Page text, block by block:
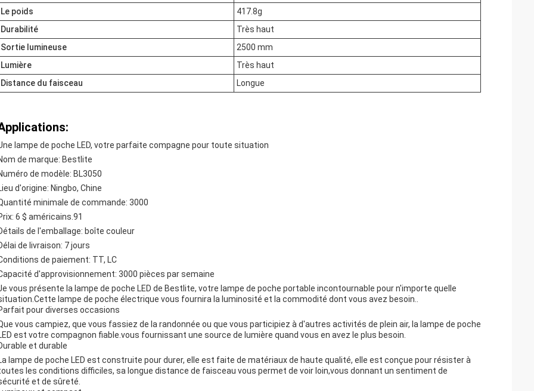
Le poids
417.8g
Durabilité
Très haut
Sortie lumineuse
2500 mm
Lumière
Très haut
Distance du faisceau
Longue
lampe de poche LED, votre parfaite compagne pour toute situation
de marque: Bestlite
de modèle: BL3050
d'origine: Ningbo, Chine
minimale de commande: 3000
6 $ américains.91
de l'emballage: boîte couleur
de livraison: 7 jours
de paiement: TT, LC
d'approvisionnement: 3000 pièces par semaine
vous présente la lampe de poche LED de Bestlite, votre lampe de poche portable incontournable pour n'importe quelle
lampe de poche électrique vous fournira la luminosité et la commodité dont vous avez besoin..
pour diverses occasions
vous campiez, que vous fassiez de la randonnée ou que vous participiez à d'autres activités de plein air, la lampe de poche
est votre compagnon fiable.vous fournissant une source de lumière quand vous en avez le plus besoin.
et durable
lampe de poche LED est construite pour durer, elle est faite de matériaux de haute qualité, elle est conçue pour résister à
les conditions difficiles, sa longue distance de faisceau vous permet de voir loin,vous donnant un sentiment de
et de sûreté.